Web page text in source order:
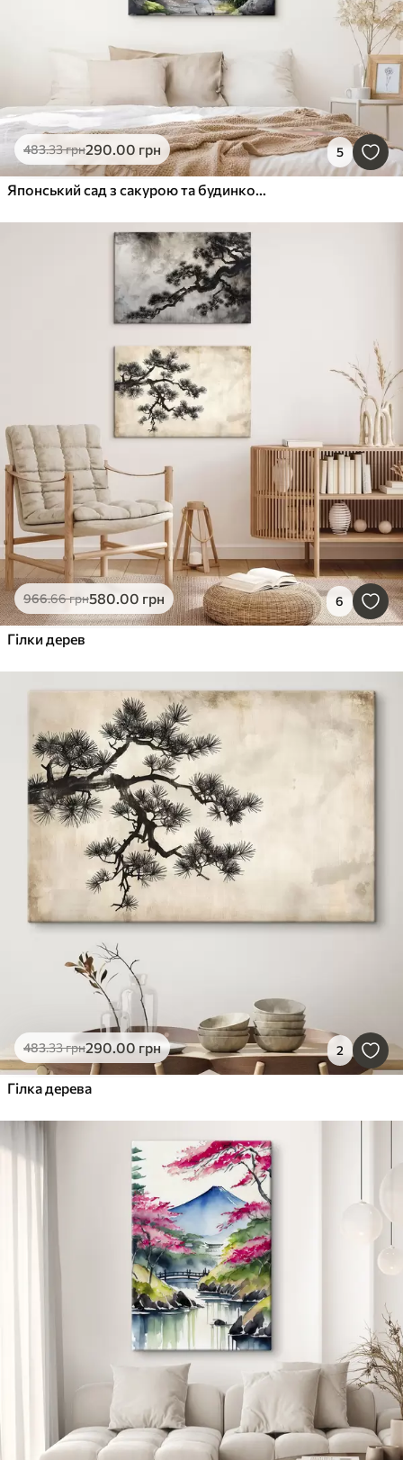
483.33грн290.00 грн 5
Японський сад з сакурою та будинком, східний, акварельний стиль
966.66грн580.00 грн 6
Гілки дерев
483.33грн290.00 грн 2
Гілка дерева